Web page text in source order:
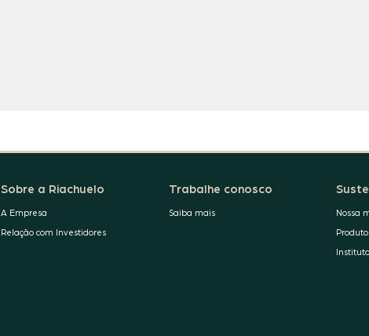
Sobre a Riachuelo
A Empresa
Relação com Investidores
Trabalhe conosco
Saiba mais
Nossa